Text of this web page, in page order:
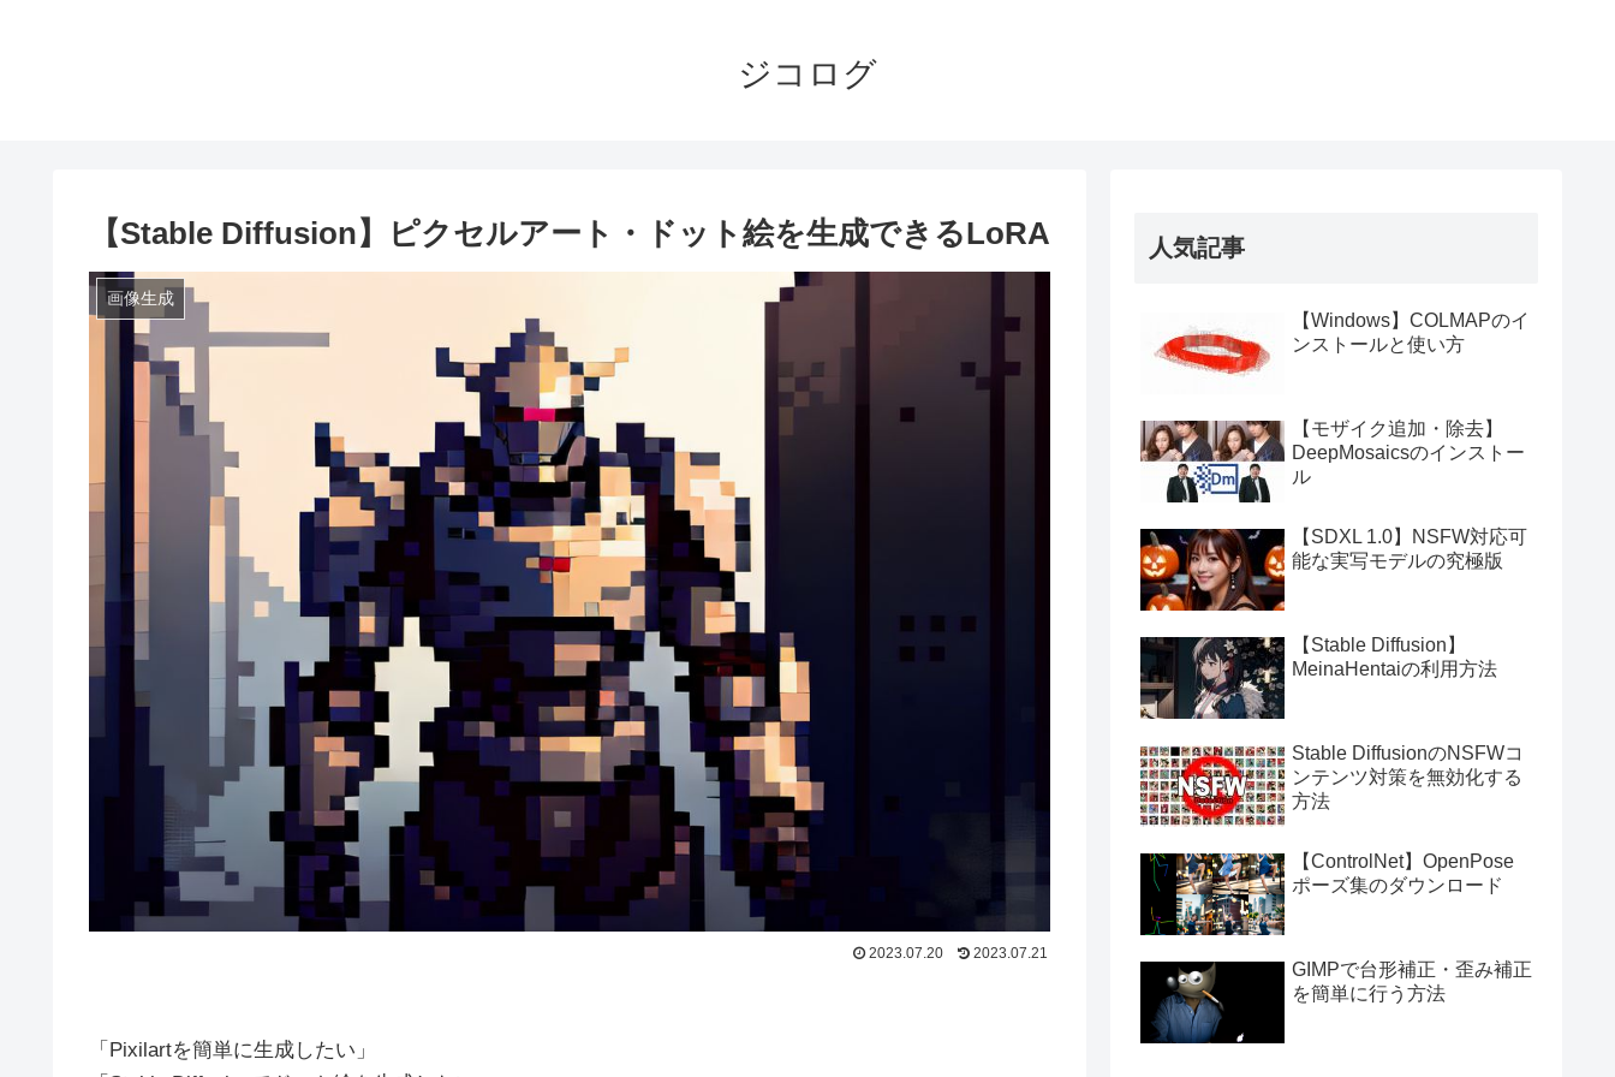
ジコログ
【Stable Diffusion】ピクセルアート・ドット絵を生成できるLoRA
画像生成
2023.07.21
2023.07.20
「Pixilartを簡単に生成したい」
人気記事
【Windows】COLMAPのイ
ンストールと使い方
【モザイク追加・除去】
DeepMosaicsのインストー
ル
【SDXL 1.0】NSFW対応可
能な実写モデルの究極版
【Stable Diffusion】
MeinaHentaiの利用方法
Stable DiffusionのNSFWコ
ンテンツ対策を無効化する
方法
【ControlNet】OpenPose
ポーズ集のダウンロード
GIMPで台形補正・歪み補正
を簡単に行う方法